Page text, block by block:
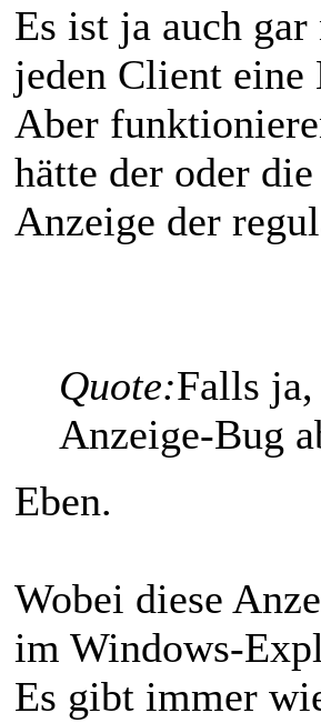
Es ist ja auch
jeden Client
Aber
hätte der oder
Anzeige der
Quote:Falls
Anzeige-Bug
Eben.
Wobei diese
im Windows-
Es gibt immer